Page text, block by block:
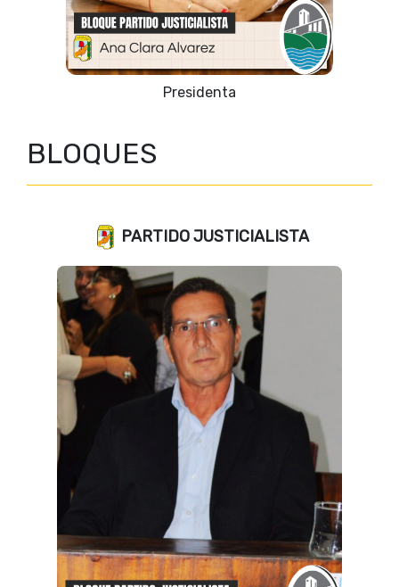
Vicepresidente 1º
BLOQUES
PARTIDO JUSTICIALISTA